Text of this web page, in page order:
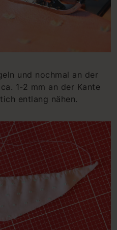
und nochmal an der
1-2 mm an der Kante
entlang nähen.